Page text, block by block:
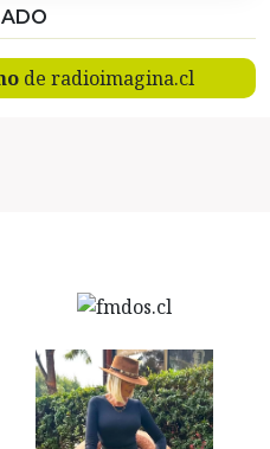
de radioimagina.cl